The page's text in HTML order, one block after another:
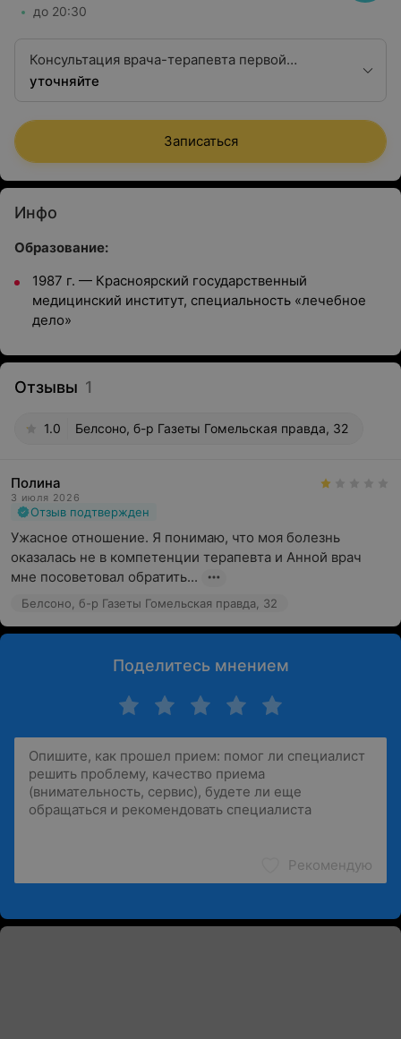
до 20:30
Консультация врача-терапевта первой
квалификационной категории
уточняйте
Записаться
Инфо
Образование:
1987 г. — Красноярский государственный
медицинский институт, специальность «лечебное
дело»
Отзывы 1
1.0 Белсоно, б-р Газеты Гомельская правда, 32
Полина
3 июля 2026
Отзыв подтвержден
Ужасное отношение. Я понимаю, что моя болезнь
оказалась не в компетенции терапевта и Анной врач
мне посоветовал обратить...
Белсоно, б-р Газеты Гомельская правда, 32
Поделитесь мнением
Рекомендую